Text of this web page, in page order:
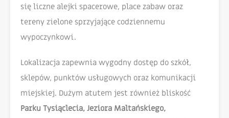
się liczne alejki spacerowe, place zabaw oraz
tereny zielone sprzyjające codziennemu
wypoczynkowi.
Lokalizacja zapewnia wygodny dostęp do szkół,
sklepów, punktów usługowych oraz komunikacji
miejskiej. Dużym atutem jest również bliskość
Parku Tysiąclecia, Jeziora Maltańskiego,